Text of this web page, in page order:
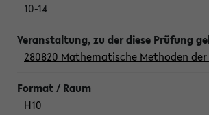
10-14
280820 Mathematische Methoden der
H10